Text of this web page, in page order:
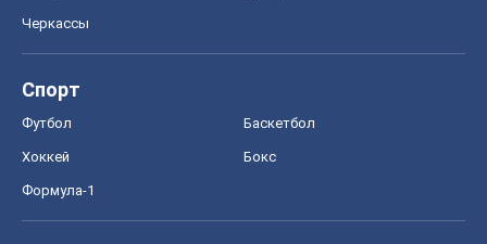
Черкассы
Спорт
Футбол Баскетбол
Хоккей Бокс
Формула-1